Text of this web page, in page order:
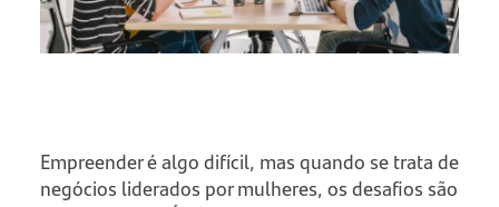
Empreender é algo difícil, mas quando se trata de
negócios liderados por mulheres, os desafios são